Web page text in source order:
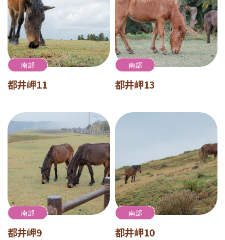
南部
都井岬11
南部
都井岬13
南部
都井岬9
南部
都井岬10